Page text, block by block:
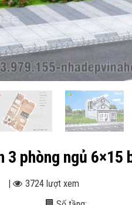
3 phòng ngủ 6×15
|
3724 lượt xem